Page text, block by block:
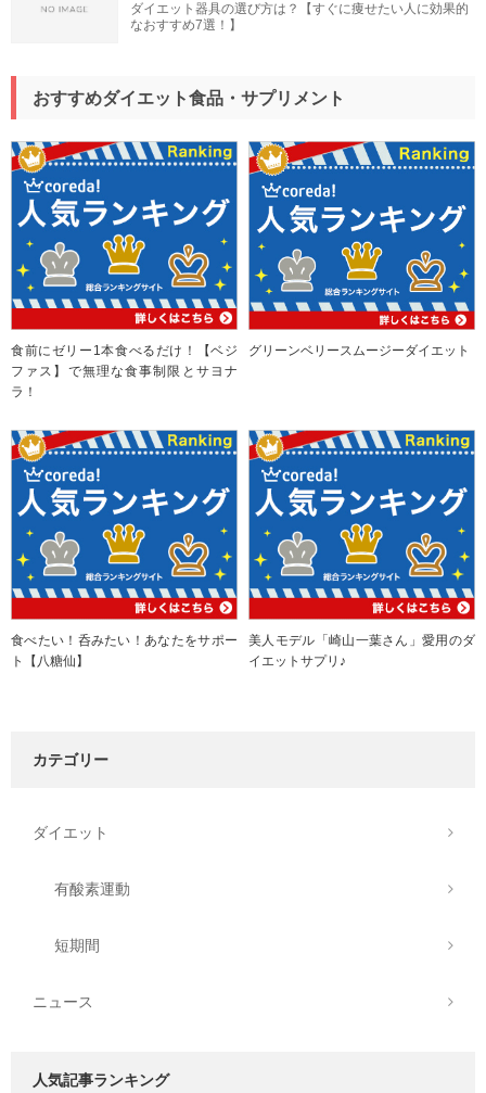
ダイエット器具の選び方は？【すぐに痩せたい人に効果的
なおすすめ7選！】
おすすめダイエット食品・サプリメント
食前にゼリー1本食べるだけ！【ベジ
ファス】で無理な食事制限とサヨナ
ラ！
グリーンベリースムージーダイエット
食べたい！呑みたい！あなたをサポー
ト【八糖仙】
美人モデル「崎山一葉さん」愛用のダ
イエットサプリ♪
カテゴリー
ダイエット
有酸素運動
短期間
ニュース
人気記事ランキング